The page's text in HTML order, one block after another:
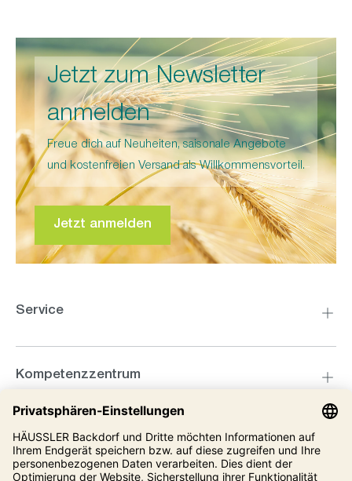
Jetzt zum Newsletter
anmelden
Freue dich auf Neuheiten, saisonale Angebote
und kostenfreien Versand als Willkommensvorteil.
Jetzt anmelden
Service
Kompetenzzentrum
Informationen